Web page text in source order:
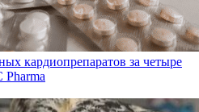
кардиопрепаратов за четыре
Pharma